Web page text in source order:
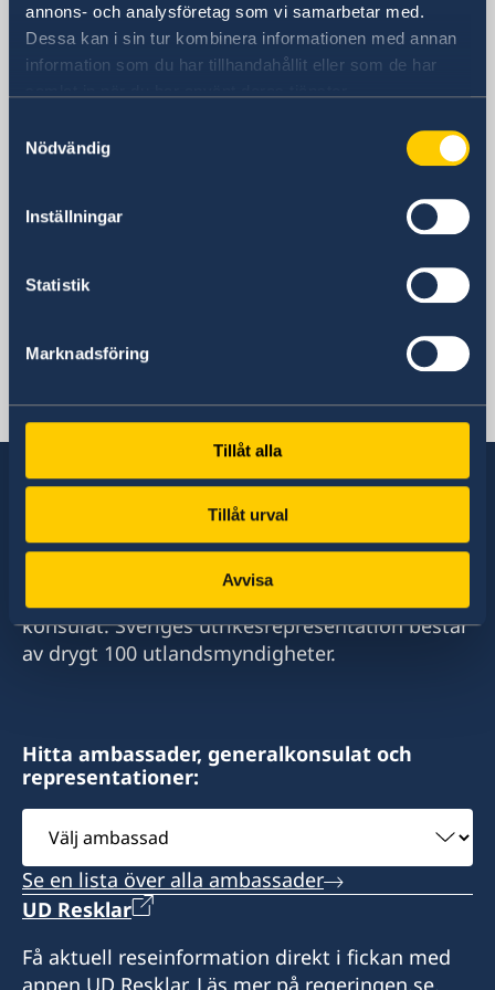
annons- och analysföretag som vi samarbetar med.
Dessa kan i sin tur kombinera informationen med annan
information som du har tillhandahållit eller som de har
Nödvändig
Inställningar
Statistik
Marknadsföring
Tillåt alla
Tillåt urval
Avvisa
Kontaktinformation
Mosfilmovskaja ul., 60
öppettider: måndag-fredag 08:30-11:30
Facebook
Ryssland, Moskva
Sverige har diplomatiska förbindelser med i
stort sett alla stater i världen. I ungefär hälften
av dessa stater har Sverige ambassader och
konsulat. Sveriges utrikesrepresentation består
av drygt 100 utlandsmyndigheter.
Hitta ambassader, generalkonsulat och
representationer:
Välj
ambassad
Se en lista över alla ambassader
UD Resklar
Få aktuell reseinformation direkt i fickan med
appen UD Resklar. Läs mer på regeringen.se.